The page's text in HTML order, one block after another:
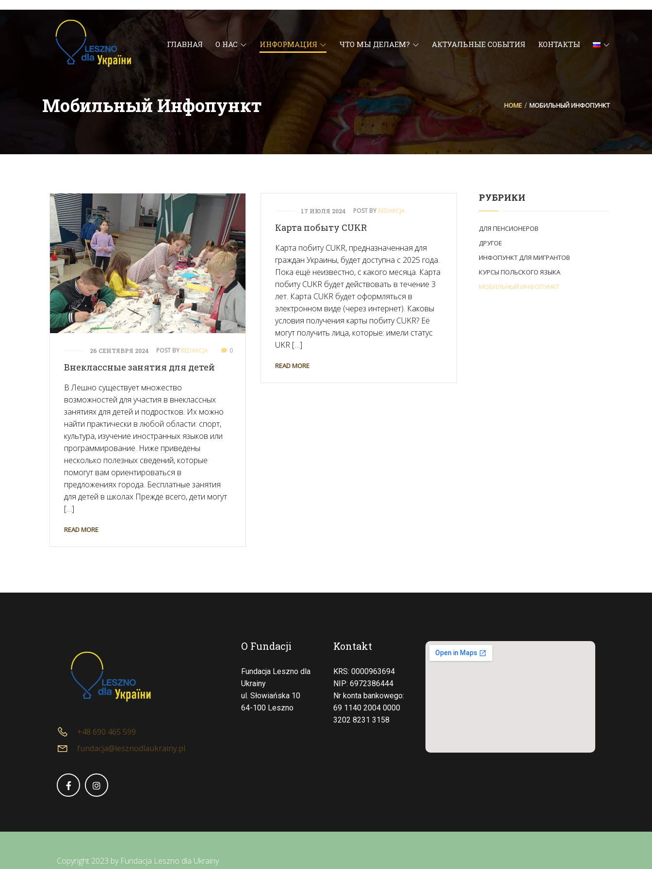
ГЛАВНАЯ О НАС ИНФОРМАЦИЯ ЧТО МЫ ДЕЛАЕМ? АКТУАЛЬНЫЕ СОБЫТИЯ КОНТАКТЫ
Мобильный Инфопункт HOME МОБИЛЬНЫЙ ИНФОПУНКТ
26 СЕНТЯБРЯ 2024 POST BY REDAKCJA 0
Внеклассные занятия для детей
В Лешно существует множество
возможностей для участия в внеклассных
занятиях для детей и подростков. Их можно
найти практически в любой области: спорт,
культура, изучение иностранных языков или
программирование. Ниже приведены
несколько полезных сведений, которые
помогут вам ориентироваться в
предложениях города. Бесплатные занятия
для детей в школах Прежде всего, дети могут
[…]
READ MORE
17 ИЮЛЯ 2024 POST BY REDAKCJA
Карта побыту CUKR
Карта побиту CUKR, предназначенная для
граждан Украины, будет доступна с 2025 года.
Пока ещё неизвестно, с какого месяца. Карта
побиту CUKR будет действовать в течение 3
лет. Карта CUKR будет оформляться в
электронном виде (через интернет). Каковы
условия получения карты побиту CUKR? Её
могут получить лица, которые: имели статус
UKR […]
READ MORE
РУБРИКИ
ДЛЯ ПЕНСИОНЕРОВ
ДРУГОЕ
ИНФОПУНКТ ДЛЯ МИГРАНТОВ
КУРСЫ ПОЛЬСКОГО ЯЗЫКА
МОБИЛЬНЫЙ ИНФОПУНКТ
+48 690 465 599
fundacja@lesznodlaukrainy.pl
O Fundacji
Fundacja Leszno dla
Ukrainy
ul. Słowiańska 10
64-100 Leszno
Kontakt
KRS: 0000963694
NIP: 6972386444
Nr konta bankowego:
69 1140 2004 0000
3202 8231 3158
Copyright 2023 by Fundacja Leszno dla Ukrainy